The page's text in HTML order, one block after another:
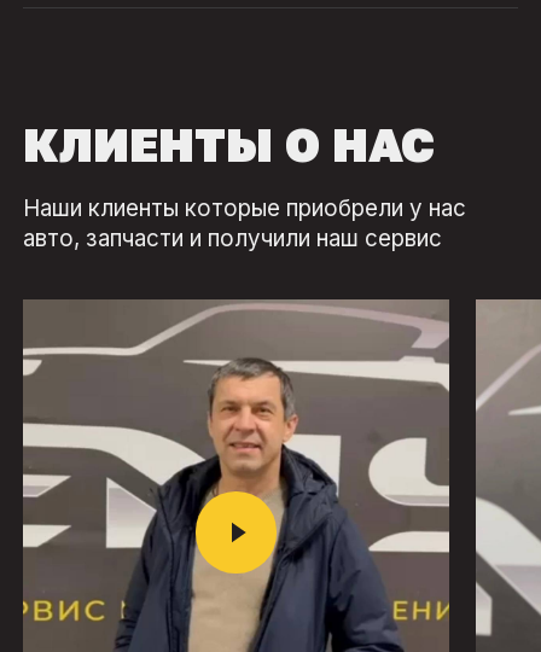
КЛИЕНТЫ О НАС
Наши клиенты которые приобрели у нас
авто, запчасти и получили наш сервис